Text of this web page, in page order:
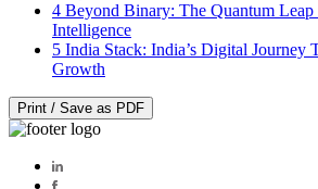
4 Beyond Binary: The Quantum
Intelligence
5 India Stack: India’s Digital Journey
Growth
Print / Save as PDF